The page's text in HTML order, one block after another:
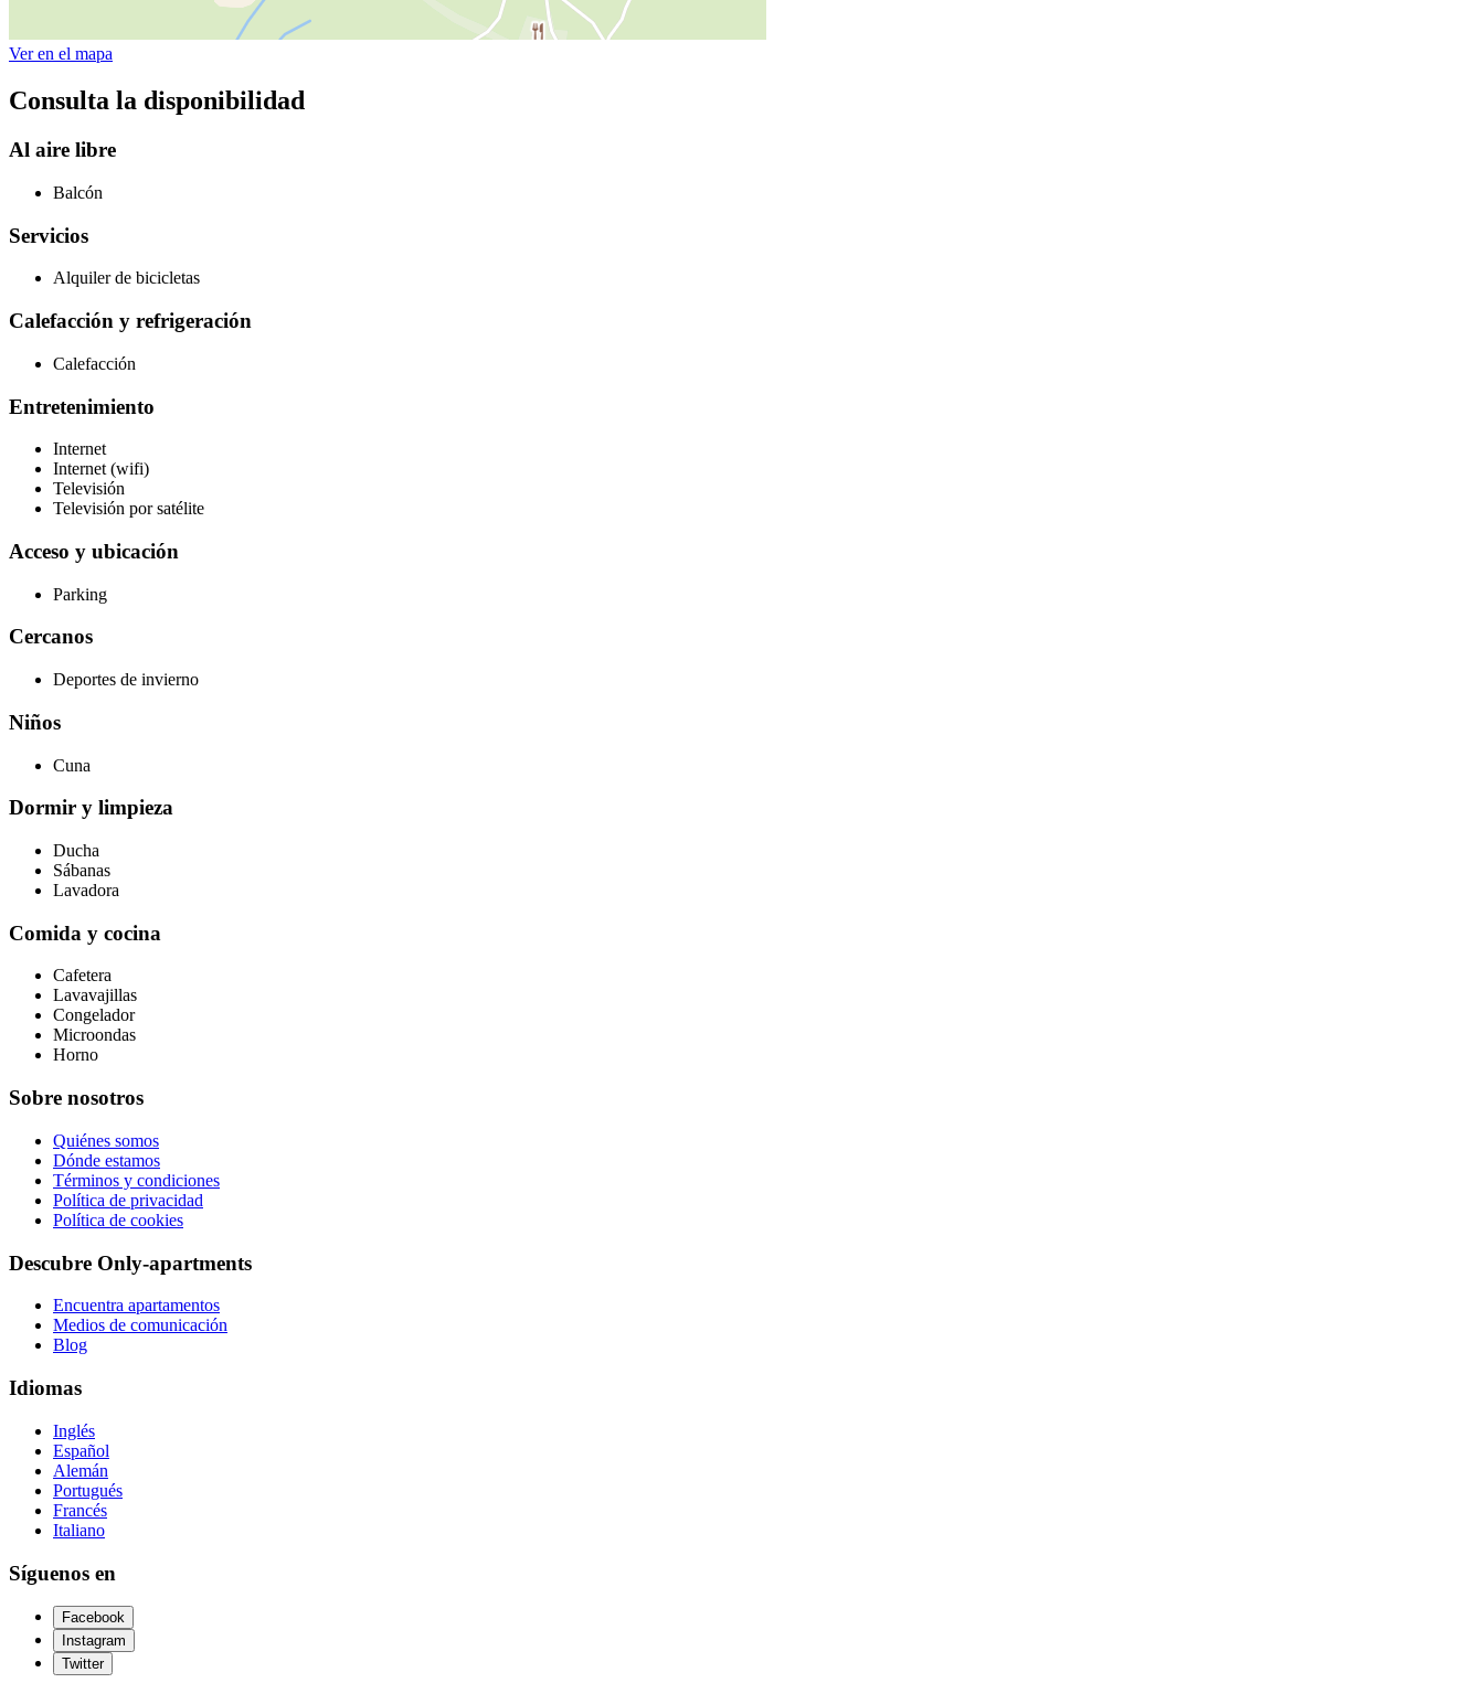
Ver en el mapa
Consulta la disponibilidad
Al aire libre
Balcón
Servicios
Alquiler de bicicletas
Calefacción y refrigeración
Calefacción
Entretenimiento
Internet
Internet (wifi)
Televisión
Televisión por satélite
Acceso y ubicación
Parking
Cercanos
Deportes de invierno
Niños
Cuna
Dormir y limpieza
Ducha
Sábanas
Lavadora
Comida y cocina
Cafetera
Lavavajillas
Congelador
Microondas
Horno
Sobre nosotros
Quiénes somos
Dónde estamos
Términos y condiciones
Política de privacidad
Política de cookies
Descubre Only-apartments
Encuentra apartamentos
Medios de comunicación
Blog
Idiomas
Inglés
Español
Alemán
Portugués
Francés
Italiano
Síguenos en
Facebook
Instagram
Twitter